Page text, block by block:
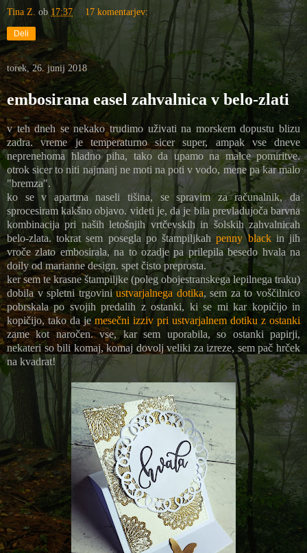
Tina Z. ob 17:37 17 komentarjev:
Deli
torek, 26. junij 2018
embosirana easel zahvalnica v belo-zlati
v teh dneh se nekako trudimo uživati na morskem dopustu blizu
zadra. vreme je temperaturno sicer super, ampak vse dneve
neprenehoma hladno piha, tako da upamo na malce pomiritve.
otrok sicer to niti najmanj ne moti na poti v vodo, mene pa kar malo
"bremza".
ko se v apartma naseli tišina, se spravim za računalnik, da
sprocesiram kakšno objavo. videti je, da je bila prevladujoča barvna
kombinacija pri naših letošnjih vrtčevskih in šolskih zahvalnicah
belo-zlata. tokrat sem posegla po štampiljkahpenny blackin jih
vroče zlato embosirala, na to ozadje pa prilepila besedo hvala na
doily od marianne design. spet čisto preprosta.
ker sem te krasne štampiljke (poleg obojestranskega lepilnega traku)
dobila v spletni trgoviniustvarjalnega dotika, sem za to voščilnico
pobrskala po svojih predalih z ostanki, ki se mi kar kopičijo in
kopičijo, tako da jemesečni izziv pri ustvarjalnem dotiku z ostanki
zame kot naročen. vse, kar sem uporabila, so ostanki papirji,
nekateri so bili komaj, komaj dovolj veliki za izreze, sem pač hrček
na kvadrat!